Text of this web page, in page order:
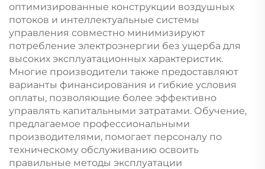
оптимизированные конструкции воздушных
потоков и интеллектуальные системы
управления совместно минимизируют
потребление электроэнергии без ущерба для
высоких эксплуатационных характеристик.
Многие производители также предоставляют
варианты финансирования и гибкие условия
оплаты, позволяющие более эффективно
управлять капитальными затратами. Обучение,
предлагаемое профессиональными
производителями, помогает персоналу по
техническому обслуживанию освоить
правильные методы эксплуатации